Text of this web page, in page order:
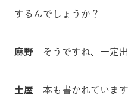
するんでしょうか？
麻野 そうですね、一定出
土屋 本も書かれていま